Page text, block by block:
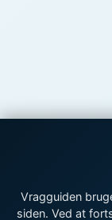
Vragguiden
siden. Ved at